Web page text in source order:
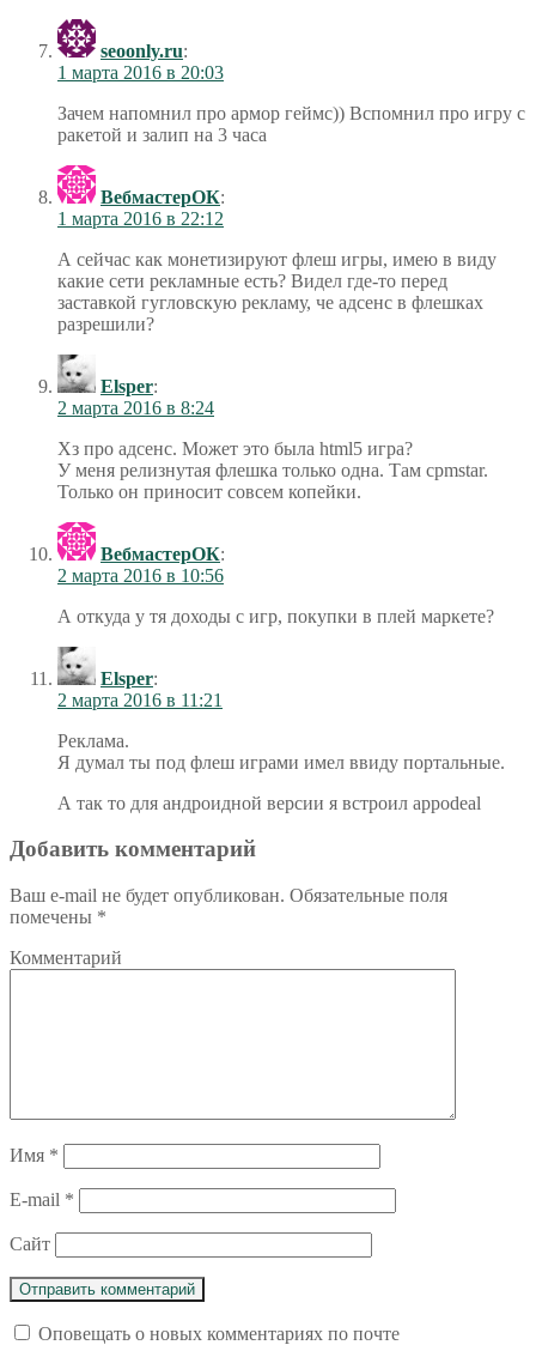
seoonly.ru:
1 марта 2016 в 20:03
Зачем напомнил про армор геймс)) Вспомнил про игру с
ракетой и залип на 3 часа
ВебмастерОК:
1 марта 2016 в 22:12
А сейчас как монетизируют флеш игры, имею в виду
какие сети рекламные есть? Видел где-то перед
заставкой гугловскую рекламу, че адсенс в флешках
разрешили?
Elsper:
2 марта 2016 в 8:24
Хз про адсенс. Может это была html5 игра?
У меня релизнутая флешка только одна. Там cpmstar.
Только он приносит совсем копейки.
ВебмастерОК:
2 марта 2016 в 10:56
А откуда у тя доходы с игр, покупки в плей маркете?
Elsper:
2 марта 2016 в 11:21
Реклама.
Я думал ты под флеш играми имел ввиду портальные.
А так то для андроидной версии я встроил appodeal
Добавить комментарий
Ваш e-mail не будет опубликован. Обязательные поля
помечены *
Комментарий
Имя *
E-mail *
Сайт
Оповещать о новых комментариях по почте